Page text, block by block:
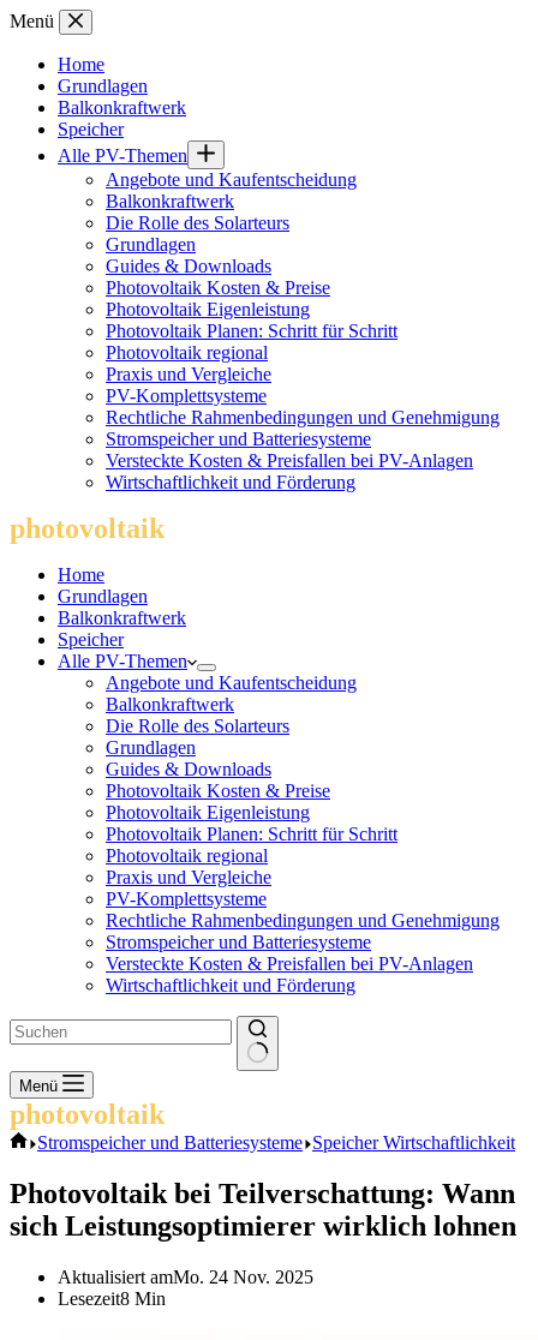
Zum
springen
Menü
Home
Grundlagen
Balkonkraftwerk
Speicher
Alle PV-Themen
Angebote und Kaufentscheidung
Balkonkraftwerk
Die Rolle des Solarteurs
Grundlagen
Guides & Downloads
Photovoltaik Kosten & Preise
Photovoltaik Eigenleistung
Photovoltaik Planen: Schritt für Schritt
Photovoltaik regional
Praxis und Vergleiche
PV-Komplettsysteme
Rechtliche Rahmenbedingungen und Genehmigung
Stromspeicher und Batteriesysteme
Versteckte Kosten & Preisfallen bei PV-Anlagen
Wirtschaftlichkeit und Förderung
photovoltaik
Home
Grundlagen
Balkonkraftwerk
Speicher
Alle PV-Themen
Angebote und Kaufentscheidung
Balkonkraftwerk
Die Rolle des Solarteurs
Grundlagen
Guides & Downloads
Photovoltaik Kosten & Preise
Photovoltaik Eigenleistung
Photovoltaik Planen: Schritt für Schritt
Photovoltaik regional
Praxis und Vergleiche
PV-Komplettsysteme
Rechtliche Rahmenbedingungen und Genehmigung
Stromspeicher und Batteriesysteme
Versteckte Kosten & Preisfallen bei PV-Anlagen
Wirtschaftlichkeit und Förderung
Keine
Ergebnisse
Menü
photovoltaik
Start
Stromspeicher und Batteriesysteme Speicher Wirtschaftlichkeit
Photovoltaik bei Teilverschattung: Wann
sich Leistungsoptimierer wirklich lohnen
Aktualisiert amMo. 24 Nov. 2025
Lesezeit8 Min